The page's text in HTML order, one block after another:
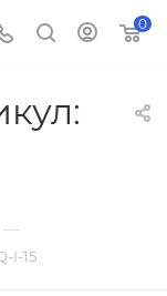
0
—
I-15